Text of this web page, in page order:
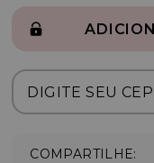
COMPARTILHE: